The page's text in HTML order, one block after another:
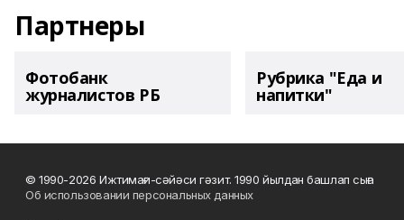
Партнеры
Фотобанк
журналистов РБ
Рубрика "Еда и
напитки"
© 1990-2026 Ижтимағи-сәйәси гәзит. 1990 йылдан башлап сыға
Об использовании персональных данных